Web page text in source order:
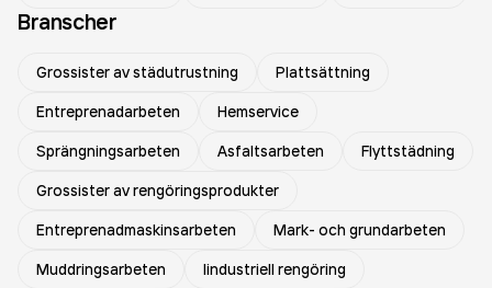
Branscher
Grossister av städutrustning
Plattsättning
Entreprenadarbeten
Hemservice
Sprängningsarbeten
Asfaltsarbeten
Flyttstädning
Grossister av rengöringsprodukter
Entreprenadmaskinsarbeten
Mark- och grundarbeten
Muddringsarbeten
Iindustriell rengöring